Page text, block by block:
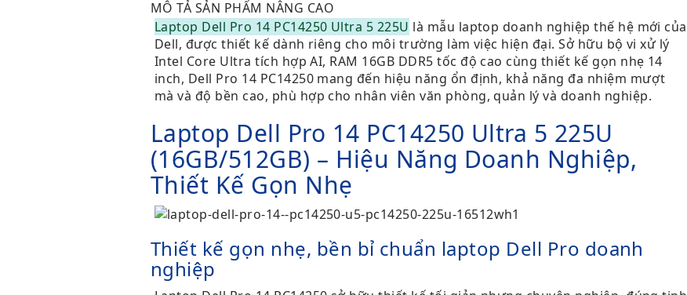
MÔ TẢ SẢN PHẨM NÂNG CAO
Laptop Dell Pro 14 PC14250 Ultra 5 225U là mẫu laptop doanh nghiệp thế hệ mới của
Dell, được thiết kế dành riêng cho môi trường làm việc hiện đại. Sở hữu bộ vi xử lý
Intel Core Ultra tích hợp AI, RAM 16GB DDR5 tốc độ cao cùng thiết kế gọn nhẹ 14
inch, Dell Pro 14 PC14250 mang đến hiệu năng ổn định, khả năng đa nhiệm mượt
mà và độ bền cao, phù hợp cho nhân viên văn phòng, quản lý và doanh nghiệp.
Laptop Dell Pro 14 PC14250 Ultra 5 225U
(16GB/512GB) – Hiệu Năng Doanh Nghiệp,
Thiết Kế Gọn Nhẹ
Thiết kế gọn nhẹ, bền bỉ chuẩn laptop Dell Pro doanh
nghiệp